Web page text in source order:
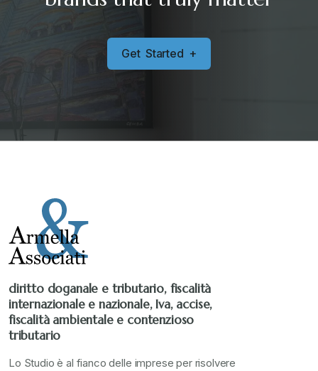
Get Started +
diritto doganale e tributario, fiscalità
internazionale e nazionale, Iva, accise,
fiscalità ambientale e contenzioso
tributario
Lo Studio è al fianco delle imprese per risolvere